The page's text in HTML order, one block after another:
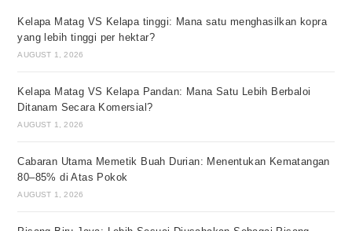
Kelapa Matag VS Kelapa tinggi: Mana satu menghasilkan kopra
yang lebih tinggi per hektar?
AUGUST 1, 2026
Kelapa Matag VS Kelapa Pandan: Mana Satu Lebih Berbaloi
Ditanam Secara Komersial?
AUGUST 1, 2026
Cabaran Utama Memetik Buah Durian: Menentukan Kematangan
80–85% di Atas Pokok
AUGUST 1, 2026